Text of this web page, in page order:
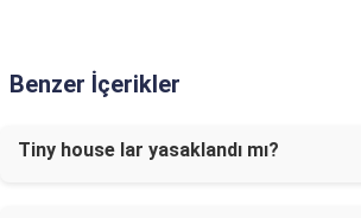
Benzer İçerikler
Tiny house lar yasaklandı mı?